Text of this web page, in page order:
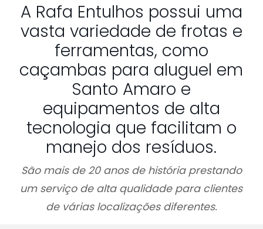
A Rafa Entulhos possui uma
vasta variedade de frotas e
ferramentas, como
caçambas para aluguel em
Santo Amaro e
equipamentos de alta
tecnologia que facilitam o
manejo dos resíduos.
São mais de 20 anos de história prestando
um serviço de alta qualidade para clientes
de várias localizações diferentes.